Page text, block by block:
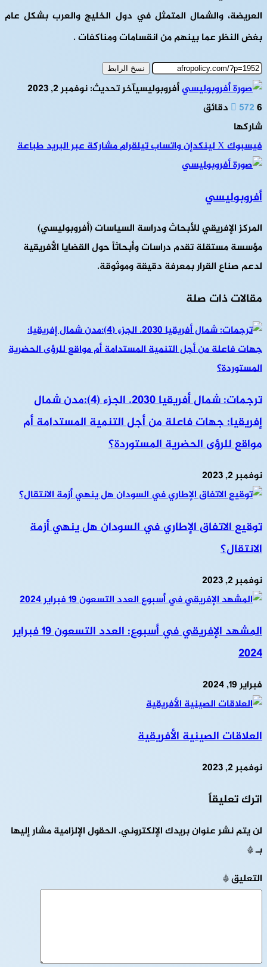
العريضة، والشمال المتمثل في دول الخليج والعرب بشكل عام
بغض النظر عما بينهم من انقسامات ومناكفات .
نسخ الرابط
أفروبوليسيآخر تحديث: نوفمبر 2, 2023
5726 دقائق
شاركها
فيسبوك‫Xلينكدإنواتسابتيلقراممشاركة عبر البريدطباعة
أفروبوليسي
المركز الإفريقي للأبحاث ودراسة السياسات (أفروبوليسي)
مؤسسة مستقلة تقدم دراسات وأبحاثاً حول القضايا الأفريقية
لدعم صناع القرار بمعرفة دقيقة وموثوقة.
مقالات ذات صلة
ترجمات: شمال أفريقيا 2030. الجزء (4):مدن شمال
إفريقيا: جهات فاعلة من أجل التنمية المستدامة أم
مواقع للرؤى الحضرية المستوردة؟
نوفمبر 2, 2023
توقيع الاتفاق الإطاري في السودان هل ينهي أزمة
الانتقال؟
نوفمبر 2, 2023
المشهد الإفريقي في أسبوع: العدد التسعون 19 فبراير
2024
فبراير 19, 2024
العلاقات الصينية الأفريقية
نوفمبر 2, 2023
اترك تعليقاً
لن يتم نشر عنوان بريدك الإلكتروني. الحقول الإلزامية مشار إليها
بـ*
التعليق*